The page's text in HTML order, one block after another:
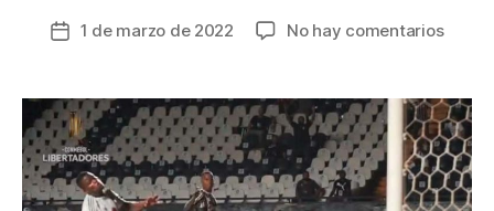
Fecha
entrada
1 de marzo de 2022 No hay comentariosen
la
serie
de
la
Copa